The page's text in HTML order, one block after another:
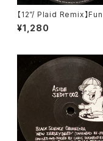
【12”/ Plaid Remix】
rcini / King
inja Tune) (zen 1237)
¥1,280